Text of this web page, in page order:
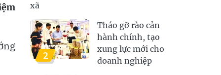
xã
2
Tháo gỡ rào cản
hành chính, tạo
xung lực mới cho
doanh nghiệp